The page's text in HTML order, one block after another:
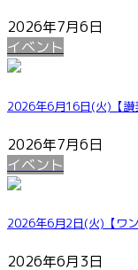
2026年7月6日
イベント
2026年6月16日(火)【讃
2026年7月6日
イベント
2026年6月2日(火)【ワ
2026年6月3日